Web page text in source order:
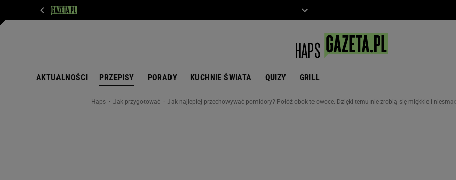
AKTUALNOŚCI PRZEPISY PORADY KUCHNIE ŚWIATA QUIZY GRILL
Haps Jak przygotować Jak najlepiej przechowywać pomidory? Połóż obok te owoce. Dzięki temu nie zrobią się miękkie i